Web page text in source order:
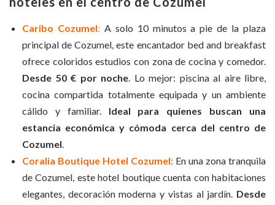
Caribo Cozumel: A solo 10 minutos a pie de la plaza
principal de Cozumel, este encantador bed and breakfast
ofrece coloridos estudios con zona de cocina y comedor.
Desde 50 € por noche. Lo mejor: piscina al aire libre,
cocina compartida totalmente equipada y un ambiente
cálido y familiar. Ideal para quienes buscan una
estancia económica y cómoda cerca del centro de
Cozumel.
Coralia Boutique Hotel Cozumel: En una zona tranquila
de Cozumel, este hotel boutique cuenta con habitaciones
elegantes, decoración moderna y vistas al jardín. Desde